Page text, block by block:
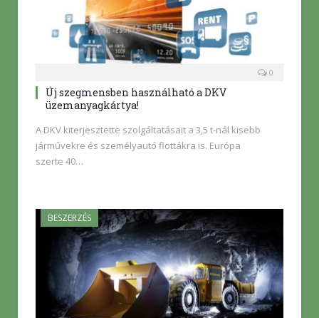
0
Új szegmensben használható a DKV
üzemanyagkártya!
A DKV kiterjesztette szolgáltatásait a 3,5 t-nál kisebb
járművekre és személyautó flottákra is. Európa
szerte 40…
BESZERZÉS